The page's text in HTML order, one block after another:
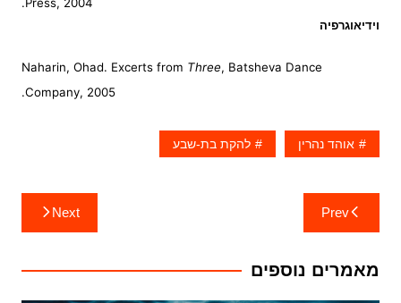
וידיאוגרפיה
Naharin, Ohad. Excerts from Three, Batsheva Dance
Company, 2005.
אוהד נהרין להקת בת-שבע
ניווטPrev
Next
מאמרים נוספים